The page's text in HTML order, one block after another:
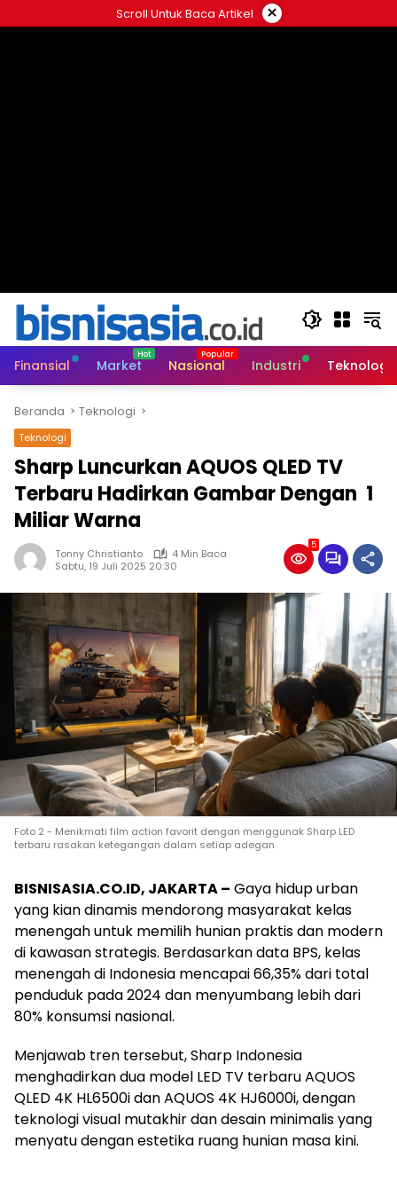
ke
Scroll Untuk Baca Artikel ×
Finansial Market Nasional Industri Teknologi
Beranda Teknologi
Teknologi
Sharp Luncurkan AQUOS QLED TV
Terbaru Hadirkan Gambar Dengan 1
Miliar Warna
Tonny Christianto
4 Min Baca
Sabtu, 19 Juli 2025 20:30
5
Foto 2 - Menikmati film action favorit dengan menggunak Sharp LED
terbaru rasakan ketegangan dalam setiap adegan
BISNISASIA.CO.ID, JAKARTA – Gaya hidup urban
yang kian dinamis mendorong masyarakat kelas
menengah untuk memilih hunian praktis dan modern
di kawasan strategis. Berdasarkan data BPS, kelas
menengah di Indonesia mencapai 66,35% dari total
penduduk pada 2024 dan menyumbang lebih dari
80% konsumsi nasional.
Menjawab tren tersebut, Sharp Indonesia
menghadirkan dua model LED TV terbaru AQUOS
QLED 4K HL6500i dan AQUOS 4K HJ6000i, dengan
teknologi visual mutakhir dan desain minimalis yang
menyatu dengan estetika ruang hunian masa kini.